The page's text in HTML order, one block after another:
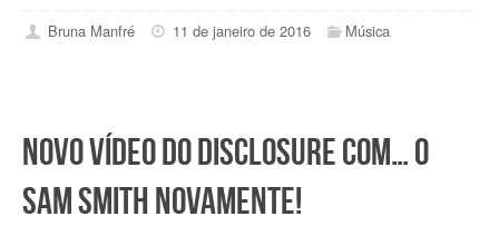
Bruna Manfré 11 de janeiro de 2016 Música
Novo vídeo do Disclosure com… o
Sam Smith novamente!